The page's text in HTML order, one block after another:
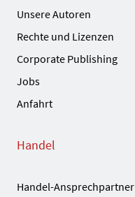
Unsere Autoren
Rechte und Lizenzen
Corporate Publishing
Jobs
Anfahrt
Handel
Handel-Ansprechpartner